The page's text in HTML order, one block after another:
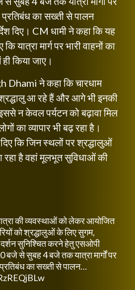
का सख्ती से पालन
दिए। CM धामी ने कहा कि यह
यात्रा मार्ग पर भारी वाहनों का
किया जाए।
Dhami ने कहा कि चारधाम
श्रद्धालु आ रहे हैं और आगे भी इनकी
न केवल पर्यटन को बढ़ावा मिल
का व्यापार भी बढ़ रहा है।
दिए कि जिन स्थलों पर श्रद्धालुओं
रहा है वहां मूलभूत सुविधाओं की
की व्यवस्थाओं को लेकर आयोजित
को श्रद्धालुओं के लिए सुगम,
सुनिश्चित करने हेतु एसओपी
बजे से सुबह 4 बजे तक यात्रा मार्गों पर
का सख्ती से पालन…